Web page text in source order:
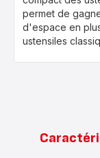
permet de
d'espace en
ustensiles